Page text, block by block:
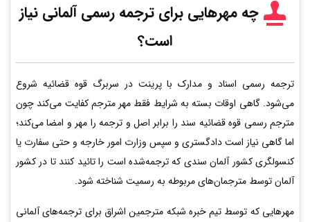
چه مهرهایی برای ترجمه رسمیآلمانی نیاز
است؟
ترجمه رسمی اسناد و مدارک با پرینت در سربرگ قوه قضائیه شروع
می‌شود. گاهی اوقات بسته به شرایط فقط مهر مترجم کفایت می‌کند چون
مترجم رسمی قوه قضائیه سند را برابر اصل و ترجمه را مهر و امضا می‌کند؛
اما گاهی نیاز است دادگستری و سپس وزارت امور خارجه و حتی سفارت یا
کنسولگری کشور آلمان سندی که ترجمه‌شده است را تائید کنند تا در کشور
آلمان توسط مترجمان‌های مربوطه به رسمیت شناخته شود.
مهرهایی که توسط تیم خبره شبکه مترجمین اشراق برای ترجمه‌های آلمانی